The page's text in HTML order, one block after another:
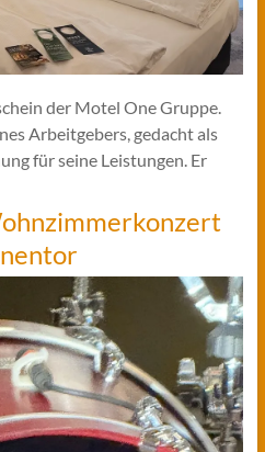
der Motel One Gruppe.
Arbeitgebers, gedacht als
für seine Leistungen. Er